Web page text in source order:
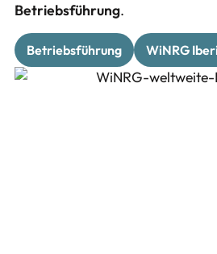
Betriebsführung.
Betriebsführung WiNRG